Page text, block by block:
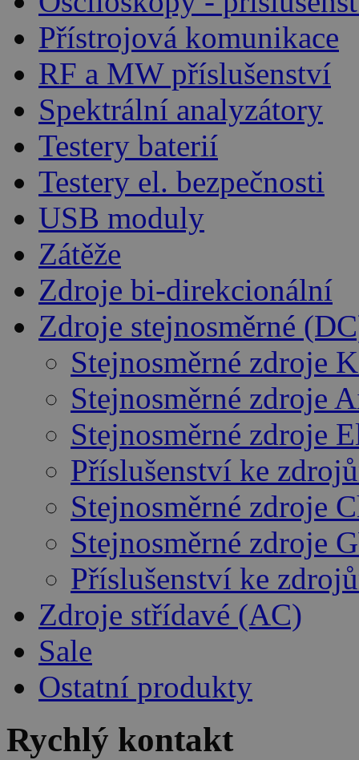
Přístrojová komunikace
RF a MW příslušenství
Spektrální analyzátory
Testery baterií
Testery el. bezpečnosti
USB moduly
Zátěže
Zdroje bi-direkcionální
Zdroje stejnosměrné
Stejnosměrné zdroje
Stejnosměrné zdroje
Stejnosměrné zdroje
Příslušenství ke
Stejnosměrné zdroje
Stejnosměrné zdroje
Příslušenství ke
Zdroje střídavé (AC)
Sale
Ostatní produkty
Rychlý kontakt